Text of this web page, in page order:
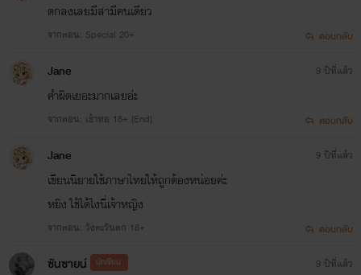
ตกลงเลยมีสามีคนเดียว
จากตอน: Special 20+ ตอบกลับ
Jane
คำผิดเยอะมากเลยอ่ะ
จากตอน: เข้าหอ 18+ (End)
9 ปีที่แล้ว
ตอบกลับ
Jane
เขียนนิยายใช้ภาษาไทยให้ถูกต้องหน่อยค่ะ
หยิง ใช้ได้ไงนี่เจ้าหญิง
จากตอน: วังตะวันตก 18+
9 ปีที่แล้ว
ตอบกลับ
ซันซายน์ นักเขียน 9 ปีที่แล้ว